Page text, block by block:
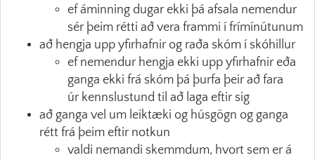
ef áminning dugar ekki þá afsala nemendur
sér þeim rétti að vera frammi í frímínútunum
að hengja upp yfirhafnir og raða skóm í skóhillur
ef nemendur hengja ekki upp yfirhafnir eða
ganga ekki frá skóm þá þurfa þeir að fara
úr kennslustund til að laga eftir sig
að ganga vel um leiktæki og húsgögn og ganga
rétt frá þeim eftir notkun
valdi nemandi skemmdum, hvort sem er á